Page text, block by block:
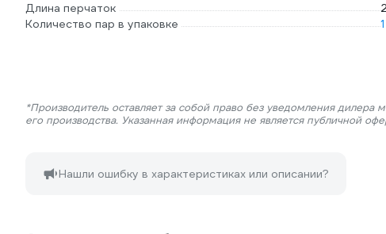
Длина перчаток
Количество пар в упаковке
1
*Производитель оставляет за собой право без уведомления
его производства. Указанная информация не является публичной
Нашли ошибку в характеристиках или описании?